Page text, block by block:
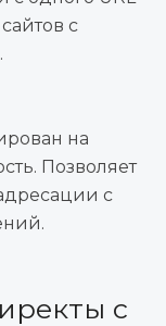
с
на
Позволяет
с
с